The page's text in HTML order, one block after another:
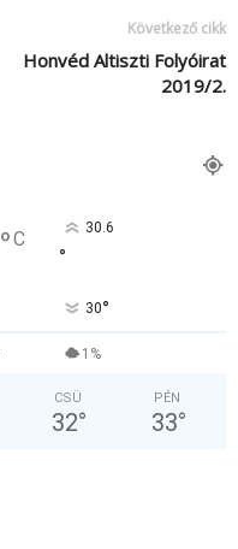
Következő cikk
Honvéd Altiszti Folyóirat
2019/2.
°C 30.6
°
30°
1%
CSÜ
32°
PÉN
33°